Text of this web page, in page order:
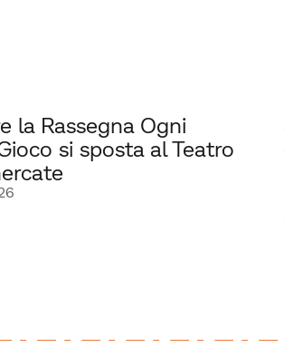
la Rassegna Ogni
si sposta al Teatro